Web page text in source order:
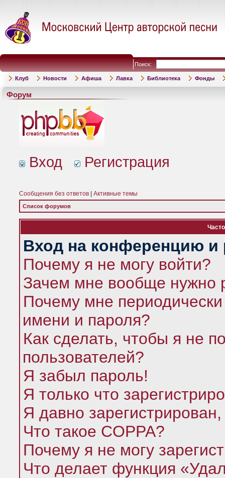
Поиск:
Клуб Новости Афиша Лавка Библиотека Фонды
Форум
Вход Регистрация
Сообщения без ответов Активные темы
Список форумов
Вход на конференцию и
Почему я не могу войти?
Зачем мне вообще нужно
Почему мне
имени и пароля?
Как сделать, чтобы я не
пользователей?
Я забыл пароль!
Я только что
Я давно
Что такое COPPA?
Почему я не могу
Что делает функция